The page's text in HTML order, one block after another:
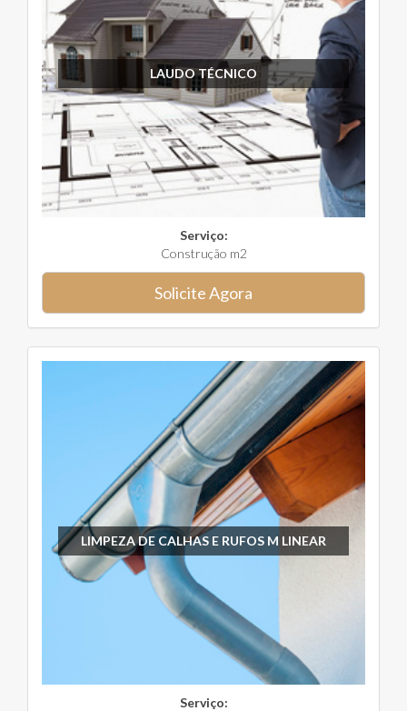
LAUDO TÉCNICO
Serviço:
Construção m2
Solicite Agora
LIMPEZA DE CALHAS E RUFOS M LINEAR
Serviço: